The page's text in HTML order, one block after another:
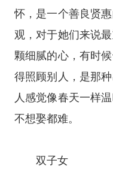
怀，是一个善良贤
观，对于她们来说最
颗细腻的心，有时
得照顾别人，是那
人感觉像春天一样
不想娶都难。
双子女